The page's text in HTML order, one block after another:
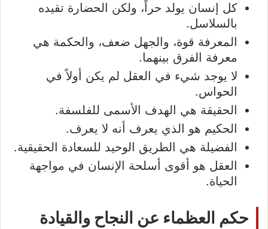
كل إنسان يولد حراً، ولكن الحضارة تقيده
بالسلاسل.
المعرفة قوة، والجهل ضعف، والحكمة هي
معرفة الفرق بينهما.
لا يوجد شيء في العقل لم يكن أولاً في
الحواس.
الحقيقة هي الهدف الأسمى للفلسفة.
الحكيم هو الذي يعرف أنه لا يعرف.
الفضيلة هي الطريق الوحيد للسعادة الحقيقية.
العقل هو أقوى أسلحة الإنسان في مواجهة
الحياة.
حكم العظماء عن النجاح والقيادة